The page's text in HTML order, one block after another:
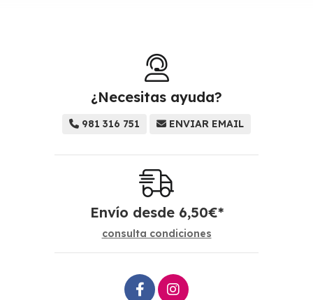
¿Necesitas ayuda?
981 316 751 ENVIAR EMAIL
Envío desde 6,50€*
consulta condiciones